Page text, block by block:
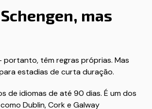
mas
portanto, têm regras próprias. Mas
estadias de curta duração.
de idiomas de até 90 dias. É um dos
Dublin, Cork e Galway